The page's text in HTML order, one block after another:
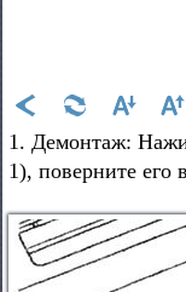
1. Демонтаж:
1), поверните его